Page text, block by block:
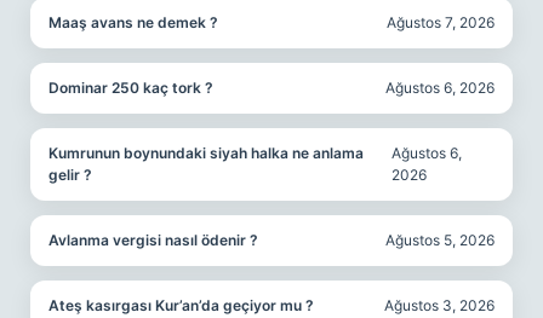
Maaş avans ne demek ? Ağustos 7, 2026
Dominar 250 kaç tork ? Ağustos 6, 2026
Kumrunun boynundaki siyah halka ne anlama
gelir ?
Ağustos 6,
2026
Avlanma vergisi nasıl ödenir ? Ağustos 5, 2026
Ateş kasırgası Kur’an’da geçiyor mu ? Ağustos 3, 2026